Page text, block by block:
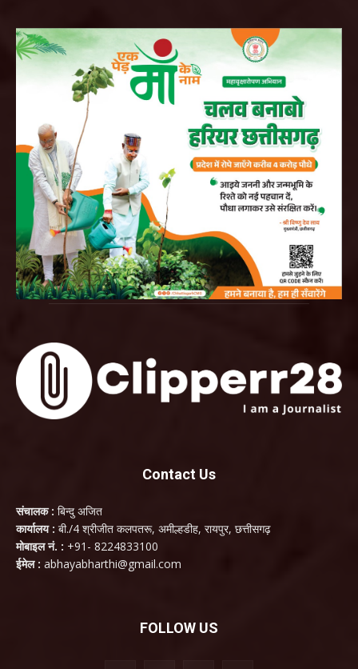
Contact Us
संचालक : बिन्दु अजित
कार्यालय : बी./4 श्रीजीत कलपतरू, अमील्हडीह, रायपुर, छत्तीसगढ़
मोबाइल नं. : +91- 8224833100
ईमेल : abhayabharthi@gmail.com
FOLLOW US